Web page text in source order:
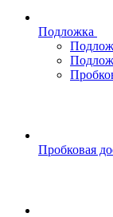
Подложка
Пробковая